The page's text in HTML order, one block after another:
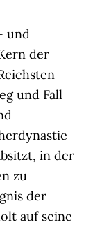
und
der
und Fall
in der
zu
der
auf seine